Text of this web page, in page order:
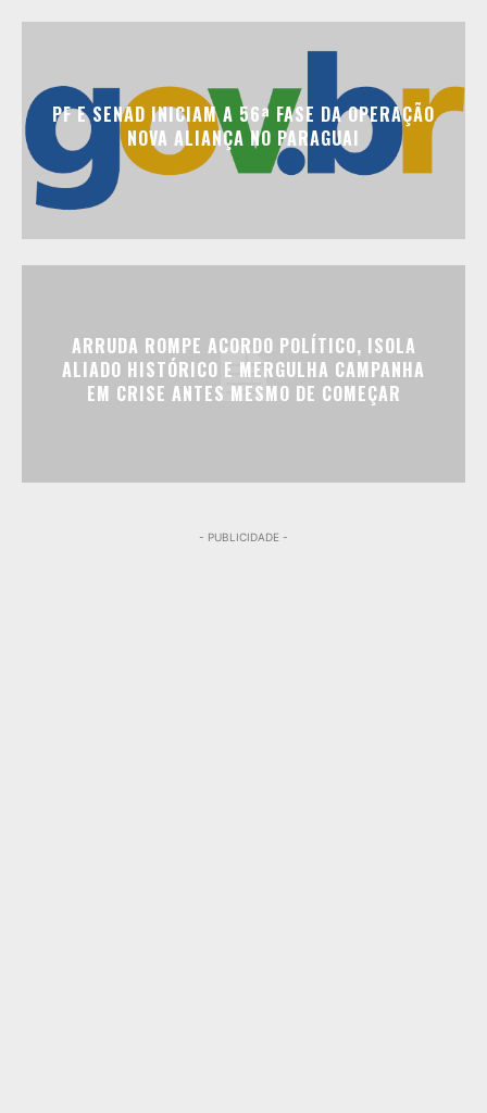
PF E SENAD INICIAM A 56ª FASE DA OPERAÇÃO
NOVA ALIANÇA NO PARAGUAI
ARRUDA ROMPE ACORDO POLÍTICO, ISOLA
ALIADO HISTÓRICO E MERGULHA CAMPANHA
EM CRISE ANTES MESMO DE COMEÇAR
- PUBLICIDADE -